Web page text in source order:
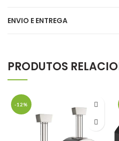
ENVIO E ENTREGA
PRODUTOS
-12%